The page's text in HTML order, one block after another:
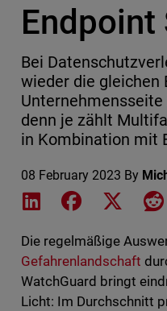
Endpoint
Bei
wieder die gleichen
denn je zählt
in Kombination mit
08 February 2023 By
Share on LinkedIn
Share onShare
Die regelmäßige
Gefahrenlandschaft
WatchGuard bringt
Licht: Im Durchschnitt